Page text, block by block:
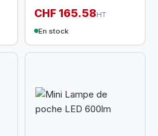
CHF 165.58HT
En stock